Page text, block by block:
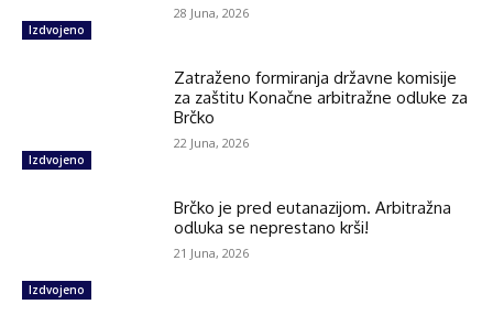
Izdvojeno
28 Juna, 2026
Izdvojeno
Zatraženo formiranja državne komisije
za zaštitu Konačne arbitražne odluke za
Brčko
22 Juna, 2026
Izdvojeno
Brčko je pred eutanazijom. Arbitražna
odluka se neprestano krši!
21 Juna, 2026